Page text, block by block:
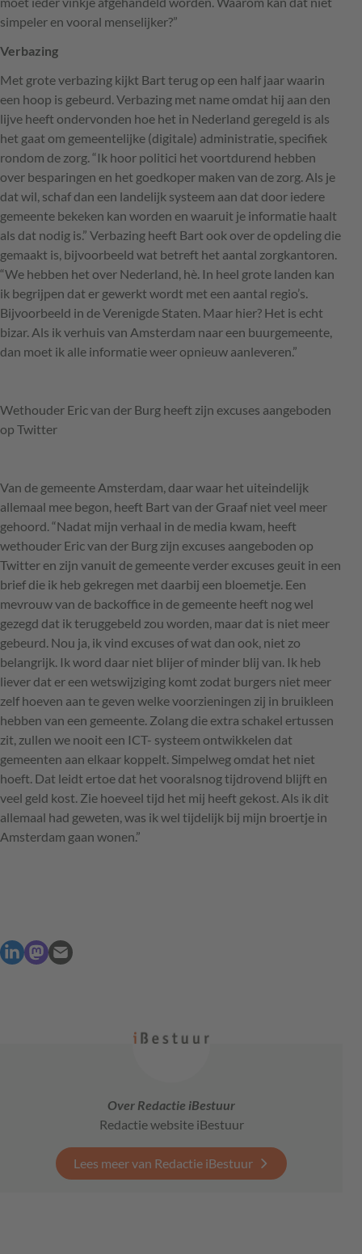
simpeler en vooral menselijker?”
Verbazing
Met grote verbazing kijkt Bart terug op een half jaar waarin
een hoop is gebeurd. Verbazing met name omdat hij aan den
lijve heeft ondervonden hoe het in Nederland geregeld is als
het gaat om gemeentelijke (digitale) administratie, specifiek
rondom de zorg. “Ik hoor politici het voortdurend hebben
over besparingen en het goedkoper maken van de zorg. Als je
dat wil, schaf dan een landelijk systeem aan dat door iedere
gemeente bekeken kan worden en waaruit je informatie haalt
als dat nodig is.” Verbazing heeft Bart ook over de opdeling die
gemaakt is, bijvoorbeeld wat betreft het aantal zorgkantoren.
“We hebben het over Nederland, hè. In heel grote landen kan
ik begrijpen dat er gewerkt wordt met een aantal regio’s.
Bijvoorbeeld in de Verenigde Staten. Maar hier? Het is echt
bizar. Als ik verhuis van Amsterdam naar een buurgemeente,
dan moet ik alle informatie weer opnieuw aanleveren.”
Wethouder Eric van der Burg heeft zijn excuses aangeboden
op Twitter
Van de gemeente Amsterdam, daar waar het uiteindelijk
allemaal mee begon, heeft Bart van der Graaf niet veel meer
gehoord. “Nadat mijn verhaal in de media kwam, heeft
wethouder Eric van der Burg zijn excuses aangeboden op
Twitter en zijn vanuit de gemeente verder excuses geuit in een
brief die ik heb gekregen met daarbij een bloemetje. Een
mevrouw van de backoffice in de gemeente heeft nog wel
gezegd dat ik teruggebeld zou worden, maar dat is niet meer
gebeurd. Nou ja, ik vind excuses of wat dan ook, niet zo
belangrijk. Ik word daar niet blijer of minder blij van. Ik heb
liever dat er een wetswijziging komt zodat burgers niet meer
zelf hoeven aan te geven welke voorzieningen zij in bruikleen
hebben van een gemeente. Zolang die extra schakel ertussen
zit, zullen we nooit een ICT- systeem ontwikkelen dat
gemeenten aan elkaar koppelt. Simpelweg omdat het niet
hoeft. Dat leidt ertoe dat het vooralsnog tijdrovend blijft en
veel geld kost. Zie hoeveel tijd het mij heeft gekost. Als ik dit
allemaal had geweten, was ik wel tijdelijk bij mijn broertje in
Amsterdam gaan wonen.”
Over Redactie iBestuur
Redactie website iBestuur
Lees meer van Redactie iBestuur